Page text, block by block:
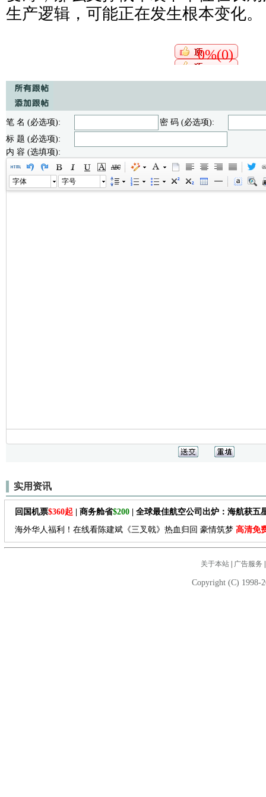
生产逻辑，可能正在发生根本变化。
0%(0)
笔 名 (必选项):
密 码 (必选项):
标 题 (必选项):
内 容 (选填项):
字体 字号
实用资讯
回国机票$360起 | 商务舱省$200 | 全球最佳航空公司出炉：海航获五
海外华人福利！在线看陈建斌《三叉戟》热血归回 豪情筑梦 高清免
关于本站| 广告服务
Copyright (C) 1998-